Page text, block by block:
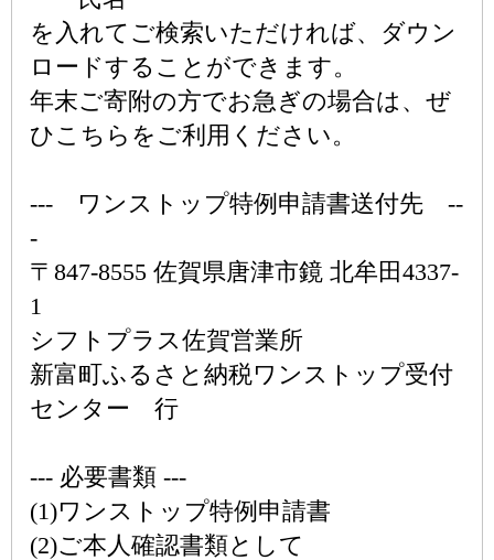
を入れてご検索いただければ、ダウン
ロードすることができます。
年末ご寄附の方でお急ぎの場合は、ぜ
ひこちらをご利用ください。
--- ワンストップ特例申請書送付先 --
-
〒847-8555 佐賀県唐津市鏡 北牟田4337-
1
シフトプラス佐賀営業所
新富町ふるさと納税ワンストップ受付
センター 行
--- 必要書類 ---
(1)ワンストップ特例申請書
(2)ご本人確認書類として